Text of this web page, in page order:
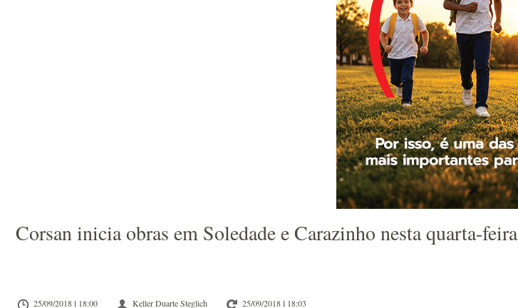
Corsan inicia obras em Soledade e Carazinho nesta quarta-feira
25/09/2018 l 18:00 Keller Duarte Steglich 25/09/2018 l 18:03